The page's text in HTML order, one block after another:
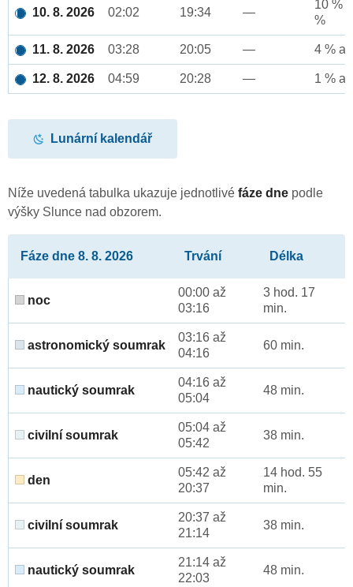
10. 8. 2026 02:02 19:34 —
10 %
%
11. 8. 2026 03:28 20:05 — 4 %
12. 8. 2026 04:59 20:28 — 1 %
Lunární kalendář
Níže uvedená tabulka ukazuje jednotlivé fáze dne podle
výšky Slunce nad obzorem.
Fáze dne 8. 8. 2026 Trvání Délka
noc
00:00 až
03:16
3 hod. 17
min.
astronomický soumrak
03:16 až
04:16
60 min.
nautický soumrak
04:16 až
05:04
48 min.
civilní soumrak
05:04 až
05:42
38 min.
den
05:42 až
20:37
14 hod. 55
min.
civilní soumrak
20:37 až
21:14
38 min.
nautický soumrak
21:14 až
22:03
48 min.